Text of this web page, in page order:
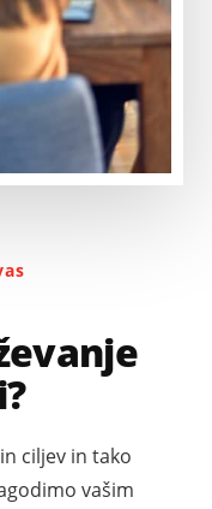
ciljev in tako
vašim